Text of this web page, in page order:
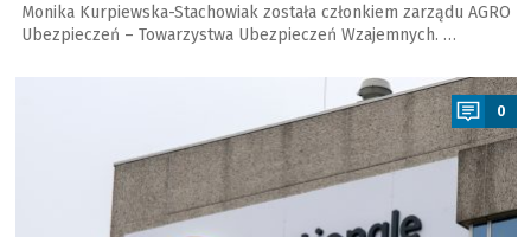
Monika Kurpiewska-Stachowiak została członkiem zarządu AGRO
Ubezpieczeń – Towarzystwa Ubezpieczeń Wzajemnych. …
0